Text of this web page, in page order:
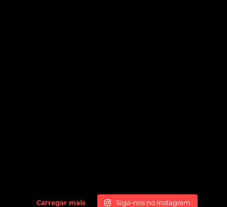
Carregar mais Siga-nos no Instagram